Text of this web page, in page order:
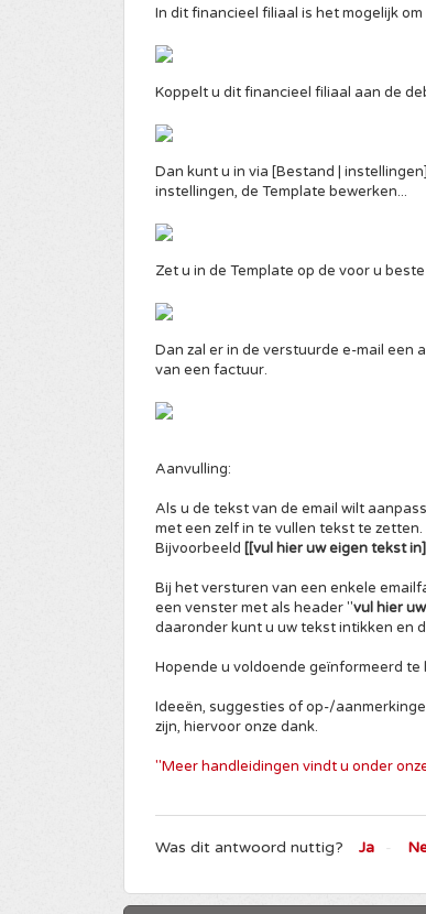
In dit financieel filiaal is het mogelijk
Koppelt u dit financieel filiaal aan de
Dan kunt u in via [Bestand |
instellingen, de Template bewerken...
Zet u in de Template op de voor u
Dan zal er in de verstuurde e-mail
van een factuur.
Aanvulling:
Als u de tekst van de email wilt
met een zelf in te vullen tekst te zetten.
Bijvoorbeeld [[vul hier uw eigen tekst
Bij het versturen van een enkele
een venster met als header "vul hier
daaronder kunt u uw tekst intikken en
Hopende u voldoende geïnformeerd te
Ideeën, suggesties of op-/
zijn, hiervoor onze dank.
"Meer handleidingen vindt u onder
Was dit antwoord nuttig? Ja